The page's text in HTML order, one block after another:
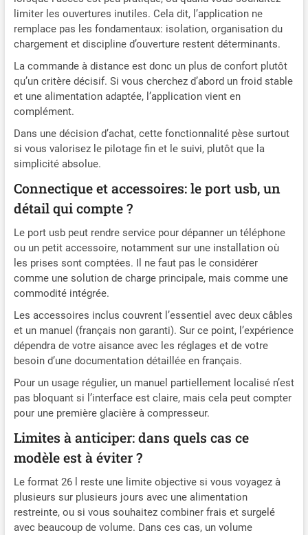
limiter les ouvertures inutiles. Cela dit, l’application ne
remplace pas les fondamentaux: isolation, organisation du
chargement et discipline d’ouverture restent déterminants.
La commande à distance est donc un plus de confort plutôt
qu’un critère décisif. Si vous cherchez d’abord un froid stable
et une alimentation adaptée, l’application vient en
complément.
Dans une décision d’achat, cette fonctionnalité pèse surtout
si vous valorisez le pilotage fin et le suivi, plutôt que la
simplicité absolue.
Connectique et accessoires: le port usb, un
détail qui compte ?
Le port usb peut rendre service pour dépanner un téléphone
ou un petit accessoire, notamment sur une installation où
les prises sont comptées. Il ne faut pas le considérer
comme une solution de charge principale, mais comme une
commodité intégrée.
Les accessoires inclus couvrent l’essentiel avec deux câbles
et un manuel (français non garanti). Sur ce point, l’expérience
dépendra de votre aisance avec les réglages et de votre
besoin d’une documentation détaillée en français.
Pour un usage régulier, un manuel partiellement localisé n’est
pas bloquant si l’interface est claire, mais cela peut compter
pour une première glacière à compresseur.
Limites à anticiper: dans quels cas ce
modèle est à éviter ?
Le format 26 l reste une limite objective si vous voyagez à
plusieurs sur plusieurs jours avec une alimentation
restreinte, ou si vous souhaitez combiner frais et surgelé
avec beaucoup de volume. Dans ces cas, un volume